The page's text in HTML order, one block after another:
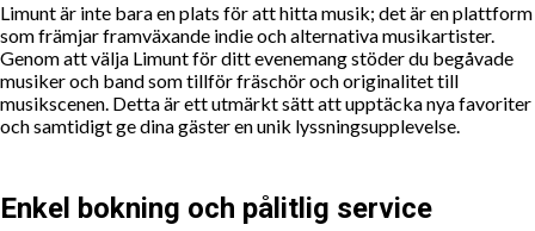
Limunt är inte bara en plats för att hitta musik; det är en plattform
som främjar framväxande indie och alternativa musikartister.
Genom att välja Limunt för ditt evenemang stöder du begåvade
musiker och band som tillför fräschör och originalitet till
musikscenen. Detta är ett utmärkt sätt att upptäcka nya favoriter
och samtidigt ge dina gäster en unik lyssningsupplevelse.
Enkel bokning och pålitlig service